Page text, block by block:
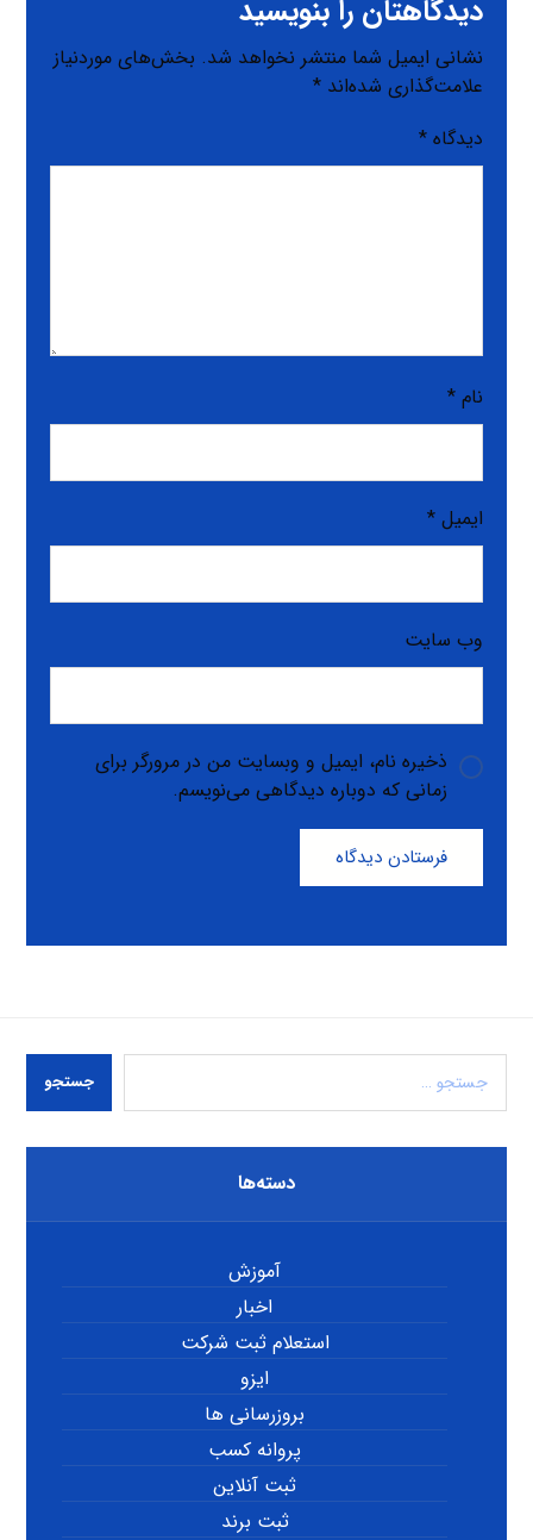
دیدگاهتان را بنویسید
نشانی ایمیل شما منتشر نخواهد شد. بخش‌های موردنیاز
علامت‌گذاری شده‌اند*
دیدگاه*
نام*
ایمیل*
وب‌ سایت
ذخیره نام، ایمیل و وبسایت من در مرورگر برای
زمانی که دوباره دیدگاهی می‌نویسم.
فرستادن دیدگاه
جستجو
دسته‌ها
آموزش
اخبار
استعلام ثبت شرکت
ایزو
بروزرسانی ها
پروانه کسب
ثبت آنلاین
ثبت برند